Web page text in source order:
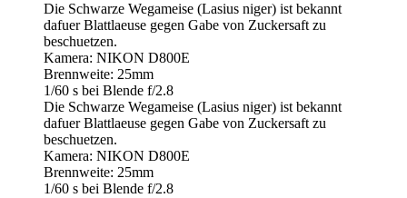
Die Schwarze Wegameise (Lasius niger) ist bekannt
dafuer Blattlaeuse gegen Gabe von Zuckersaft zu
beschuetzen.
Kamera: NIKON D800E
Brennweite: 25mm
1/60 s bei Blende f/2.8
Die Schwarze Wegameise (Lasius niger) ist bekannt
dafuer Blattlaeuse gegen Gabe von Zuckersaft zu
beschuetzen.
Kamera: NIKON D800E
Brennweite: 25mm
1/60 s bei Blende f/2.8